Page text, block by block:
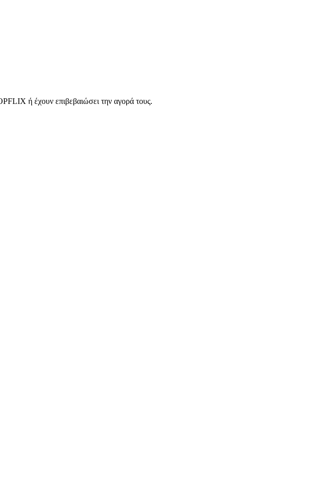
ή έχουν επιβεβαιώσει την αγορά τους.